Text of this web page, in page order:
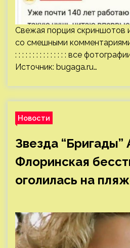
Свежая порция скриншотов
со смешными
: : : : : : : : : : : : : : : все
Источник: bugaga.ru…
Новости
Звезда “Бригады”
Флоринская
оголилась на